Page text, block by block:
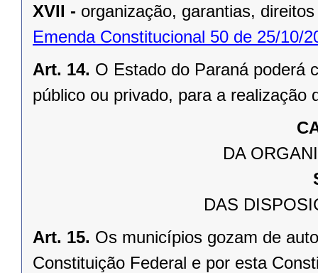
XVII - organização, garantias,
Emenda Constitucional 50 de 25/10/
Art. 14. O Estado do Paraná poderá
público ou privado, para a realização
DA
DAS
Art. 15. Os municípios gozam de
Constituição Federal e por esta